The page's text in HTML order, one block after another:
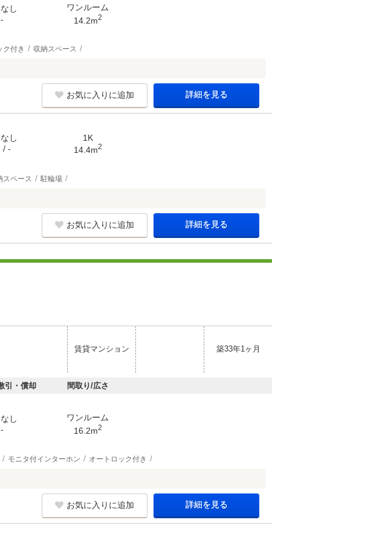
し
ワンルーム
14.2m2
ク付き 収納スペース
お気に入りに追加 詳細を見る
し
/ -
1K
14.4m2
スペース 駐輪場
お気に入りに追加 詳細を見る
賃貸マンション 築33年1ヶ月
引・償却 間取り/広さ
し
ワンルーム
16.2m2
モニタ付インターホン オートロック付き
お気に入りに追加 詳細を見る